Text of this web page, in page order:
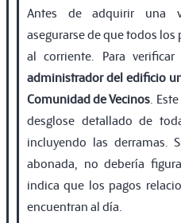
Antes de adquirir una
asegurarse de que todos los
al corriente. Para veriﬁcar
administrador del ediﬁcio
Comunidad de Vecinos .
desglose detallado de
incluyendo las derramas.
abonada, no debería
indica que los pagos
encuentran al día.